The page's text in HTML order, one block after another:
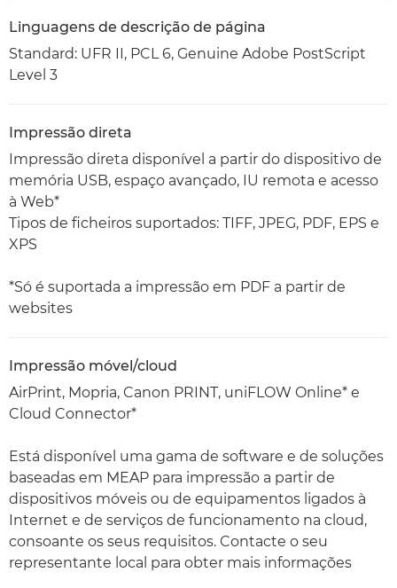
Linguagens de descrição de página
Standard: UFR II, PCL 6, Genuine Adobe PostScript
Level 3
Impressão direta
Impressão direta disponível a partir do dispositivo de
memória USB, espaço avançado, IU remota e acesso
à Web*
Tipos de ficheiros suportados: TIFF, JPEG, PDF, EPS e
XPS
*Só é suportada a impressão em PDF a partir de
websites
Impressão móvel/cloud
AirPrint, Mopria, Canon PRINT, uniFLOW Online* e
Cloud Connector*
Está disponível uma gama de software e de soluções
baseadas em MEAP para impressão a partir de
dispositivos móveis ou de equipamentos ligados à
Internet e de serviços de funcionamento na cloud,
consoante os seus requisitos. Contacte o seu
representante local para obter mais informações